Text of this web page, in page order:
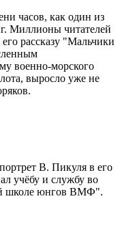
часов, как один из
Миллионы читателей
рассказу "Мальчики
военно-морского
выросло уже не
В. Пикуля в его
учёбу и службу во
школе юнгов ВМФ".